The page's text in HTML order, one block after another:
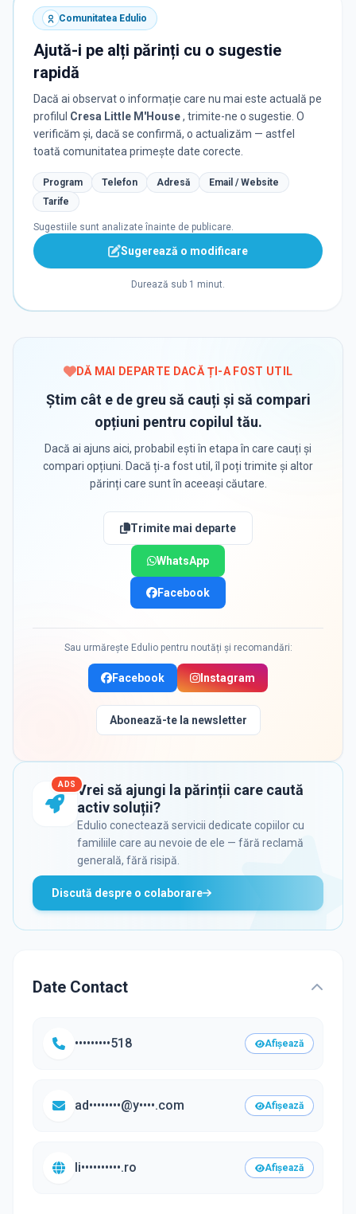
Comunitatea Edulio
Ajută-i pe alți părinți cu o sugestie
rapidă
Dacă ai observat o informație care nu mai este actuală pe
profilul Cresa Little M'House, trimite-ne o sugestie. O
verificăm și, dacă se confirmă, o actualizăm — astfel
toată comunitatea primește date corecte.
Program Telefon Adresă
Email / Website
Tarife
Sugestiile sunt analizate înainte de publicare.
Sugerează o modificare
Durează sub 1 minut.
DĂ MAI DEPARTE DACĂ ȚI-A FOST UTIL
Știm cât e de greu să cauți și să compari
opțiuni pentru copilul tău.
Dacă ai ajuns aici, probabil ești în etapa în care cauți și
compari opțiuni. Dacă ți-a fost util, îl poți trimite și altor
părinți care sunt în aceeași căutare.
Trimite mai departe
WhatsApp
Facebook
Sau urmărește Edulio pentru noutăți și recomandări:
Facebook Instagram
Abonează-te la newsletter
ADS Vrei să ajungi la părinții care caută
activ soluții?
Edulio conectează servicii dedicate copiilor cu
familiile care au nevoie de ele — fără reclamă
generală, fără risipă.
Discută despre o colaborare
Date Contact
•••••••••518 Afișează
ad••••••••@y••••.com Afișează
li••••••••••.ro Afișează